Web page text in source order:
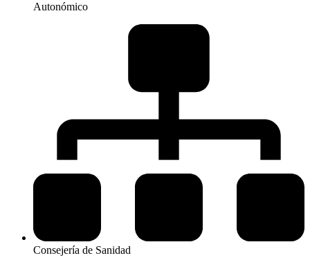
Autonómico
Consejería de Sanidad